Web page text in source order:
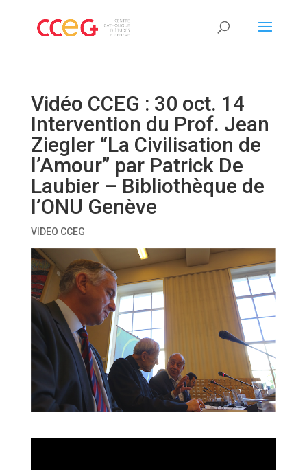
Vidéo CCEG : 30 oct. 14
Intervention du Prof. Jean
Ziegler “La Civilisation de
l’Amour” par Patrick De
Laubier – Bibliothèque de
l’ONU Genève
VIDEO CCEG